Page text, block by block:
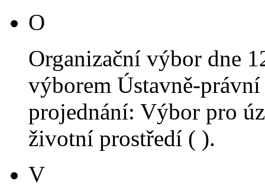
O
Organizační výbor dne
výborem Ústavně-
projednání: Výbor pro
životní prostředí ( ).
V